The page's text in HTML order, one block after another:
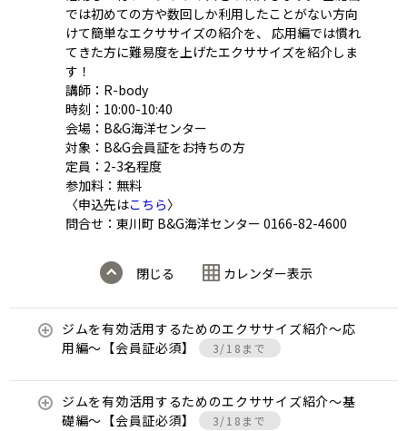
では初めての方や数回しか利用したことがない方向
けて簡単なエクササイズの紹介を、 応用編では慣れ
てきた方に難易度を上げたエクササイズを紹介しま
す！
講師：R-body
時刻：10:00-10:40
会場：B&G海洋センター
対象：B&G会員証をお持ちの方
定員：2-3名程度
参加料：無料
〈申込先はこちら〉
問合せ：東川町 B&G海洋センター 0166-82-4600
閉じる カレンダー表示
ジムを有効活用するためのエクササイズ紹介〜応
用編〜【会員証必須】
3/18まで
ジムを有効活用するためのエクササイズ紹介〜基
礎編〜【会員証必須】
3/18まで